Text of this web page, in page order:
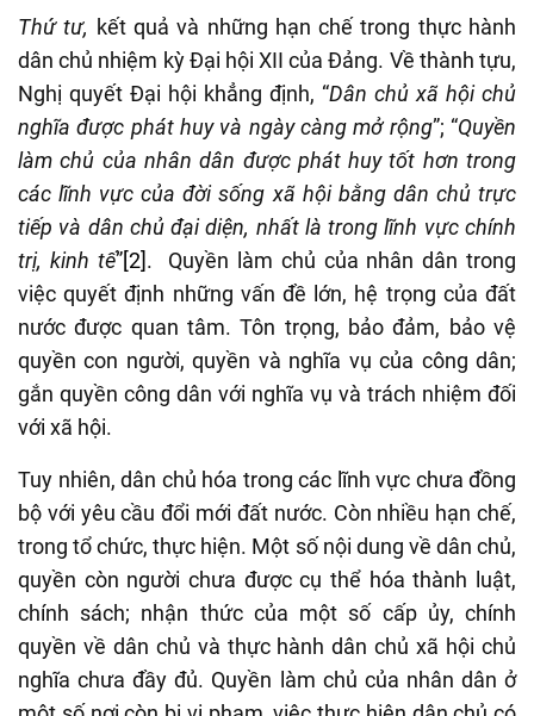
Thứ tư, kết quả và những hạn chế trong thực hành
dân chủ nhiệm kỳ Đại hội XII của Đảng. Về thành tựu,
Nghị quyết Đại hội khẳng định, “Dân chủ xã hội chủ
nghĩa được phát huy và ngày càng mở rộng”; “Quyền
làm chủ của nhân dân được phát huy tốt hơn trong
các lĩnh vực của đời sống xã hội bằng dân chủ trực
tiếp và dân chủ đại diện, nhất là trong lĩnh vực chính
trị, kinh tế”[2]. Quyền làm chủ của nhân dân trong
việc quyết định những vấn đề lớn, hệ trọng của đất
nước được quan tâm. Tôn trọng, bảo đảm, bảo vệ
quyền con người, quyền và nghĩa vụ của công dân;
gắn quyền công dân với nghĩa vụ và trách nhiệm đối
với xã hội.
Tuy nhiên, dân chủ hóa trong các lĩnh vực chưa đồng
bộ với yêu cầu đổi mới đất nước. Còn nhiều hạn chế,
trong tổ chức, thực hiện. Một số nội dung về dân chủ,
quyền còn người chưa được cụ thể hóa thành luật,
chính sách; nhận thức của một số cấp ủy, chính
quyền về dân chủ và thực hành dân chủ xã hội chủ
nghĩa chưa đầy đủ. Quyền làm chủ của nhân dân ở